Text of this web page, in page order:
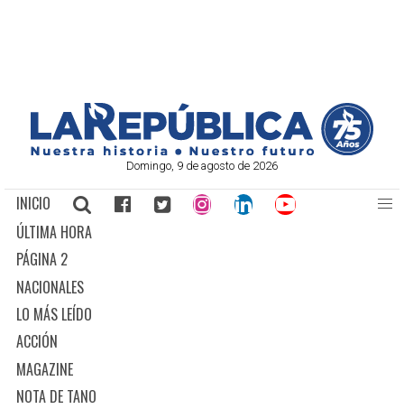
Domingo, 9 de agosto de 2026
INICIO
ÚLTIMA HORA
PÁGINA 2
NACIONALES
LO MÁS LEÍDO
ACCIÓN
MAGAZINE
NOTA DE TANO